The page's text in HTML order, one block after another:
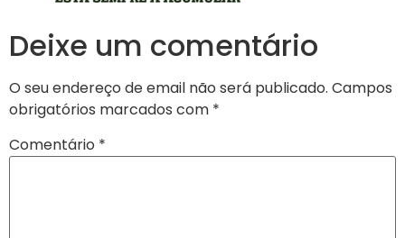
Deixe um comentário
O seu endereço de email não será publicado. Campos
obrigatórios marcados com *
Comentário *